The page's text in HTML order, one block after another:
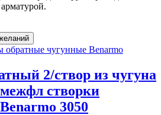
обратные чугунные Benarmo
2/створ из чугуна
створки
3050